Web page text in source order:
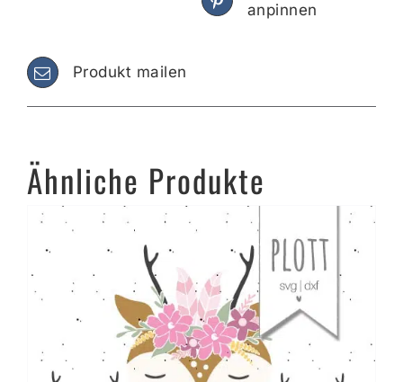
anpinnen
Produkt mailen
Ähnliche Produkte